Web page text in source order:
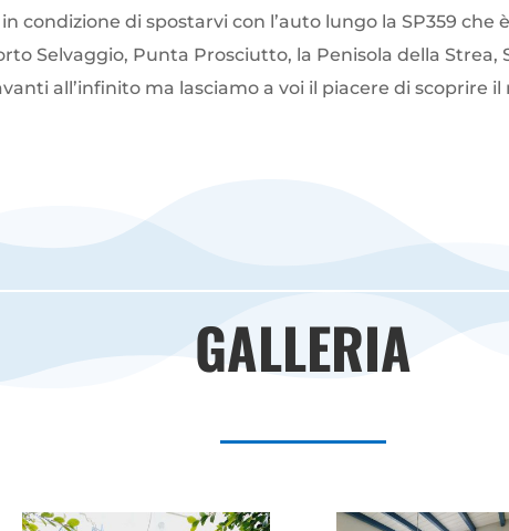
condizione di spostarvi con l’auto lungo la SP359
Selvaggio, Punta Prosciutto, la Penisola della Strea,
all’infinito ma lasciamo a voi il piacere di scoprire
GALLERIA